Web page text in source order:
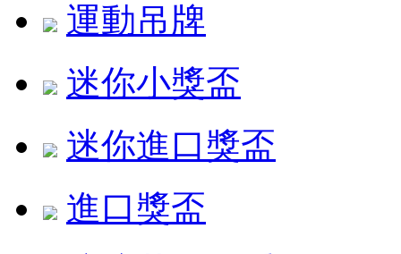
運動吊牌
迷你小獎盃
迷你進口獎盃
進口獎盃